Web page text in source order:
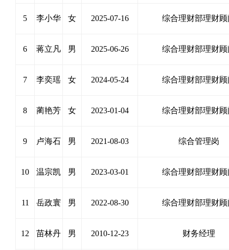
5 李小华 女 2025-07-16 综合理财部理财顾
6 蒋立凡 男 2025-06-26 综合理财部理财顾
7 李奕瑶 女 2024-05-24 综合理财部理财顾
8 蔺艳芳 女 2023-01-04 综合理财部理财顾
9 卢海石 男 2021-08-03 综合管理岗
10 温宗凯 男 2023-03-01 综合理财部理财顾
11 岳政寰 男 2022-08-30 综合理财部理财顾
12 苗林丹 男 2010-12-23 财务经理